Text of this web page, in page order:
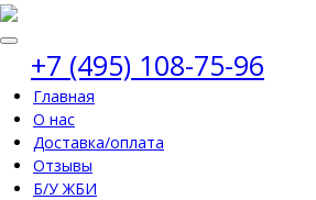
+7 (495) 108-75-96
Главная
О нас
Доставка/оплата
Отзывы
Б/У ЖБИ